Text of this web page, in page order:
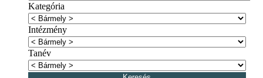
Kategória
Intézmény
Tanév